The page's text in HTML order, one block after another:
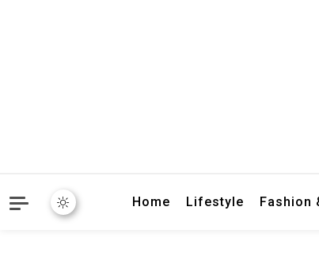
Home Lifestyle Fashion